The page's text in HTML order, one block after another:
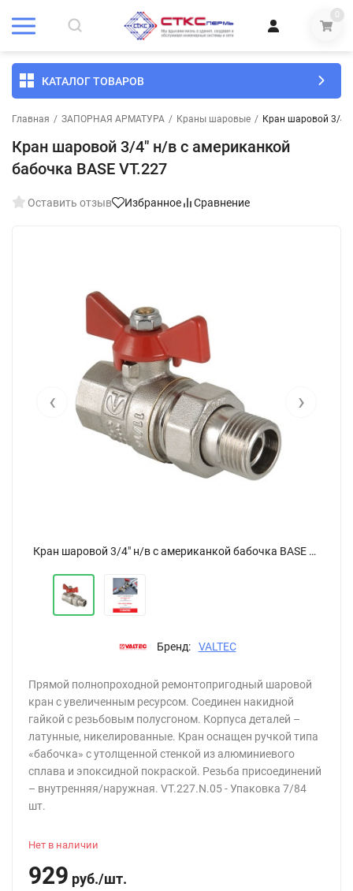
0
КАТАЛОГ ТОВАРОВ
Главная / ЗАПОРНАЯ АРМАТУРА / Краны шаровые / Кран шаровой 3/4"
Кран шаровой 3/4" н/в с американкой
бабочка BASE VT.227
Оставить отзыв Избранное Сравнение
Кран шаровой 3/4" н/в с американкой бабочка BASE VT.227
‹ ›
Бренд: VALTEC
Прямой полнопроходной ремонтопригодный шаровой
кран с увеличенным ресурсом. Соединен накидной
гайкой с резьбовым полусгоном. Корпуса деталей –
латунные, никелированные. Кран оснащен ручкой типа
«бабочка» с утолщенной стенкой из алюминиевого
сплава и эпоксидной покраской. Резьба присоединений
– внутренняя/наружная. VT.227.N.05 - Упаковка 7/84
шт.
Нет в наличии
929 руб./шт.